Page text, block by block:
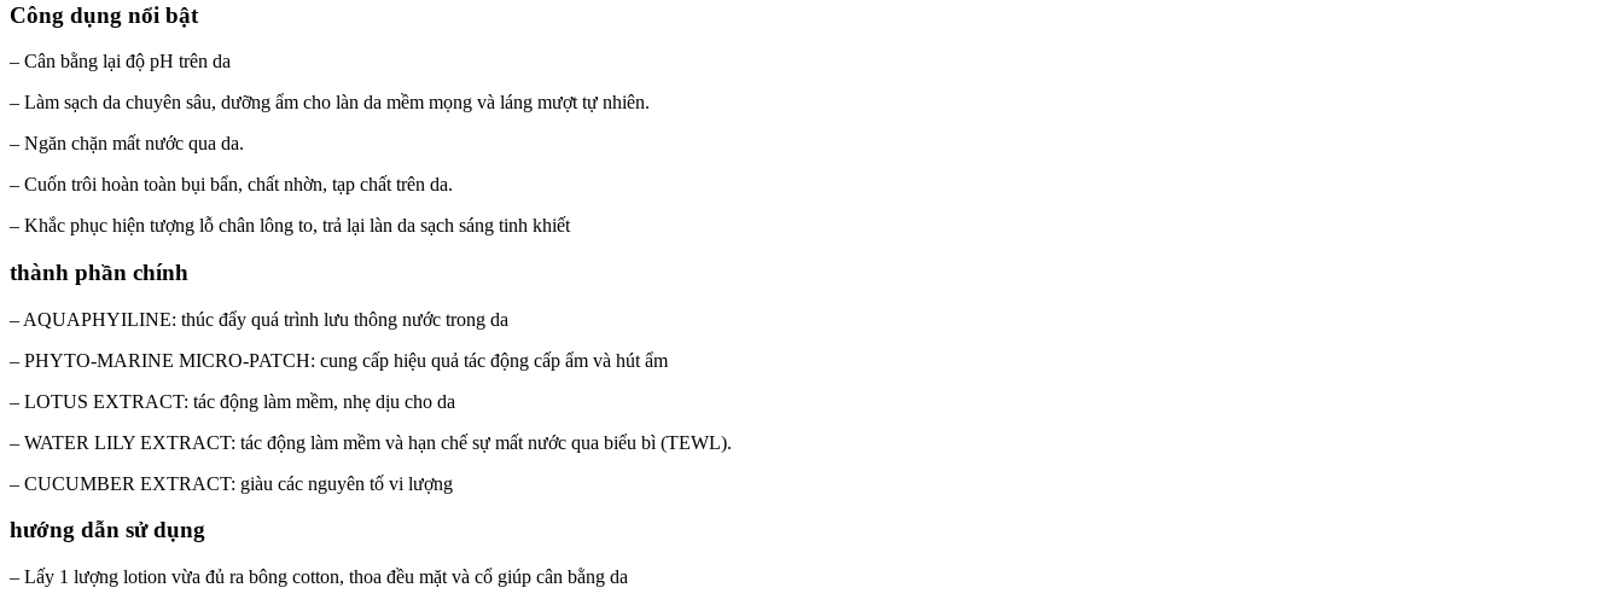
Công dụng nổi bật
– Cân bằng lại độ pH trên da
– Làm sạch da chuyên sâu, dưỡng ẩm cho làn da mềm mọng và láng mượt tự nhiên.
– Ngăn chặn mất nước qua da.
– Cuốn trôi hoàn toàn bụi bẩn, chất nhờn, tạp chất trên da.
– Khắc phục hiện tượng lỗ chân lông to, trả lại làn da sạch sáng tinh khiết
thành phần chính
– AQUAPHYILINE: thúc đẩy quá trình lưu thông nước trong da
– PHYTO-MARINE MICRO-PATCH: cung cấp hiệu quả tác động cấp ẩm và hút ẩm
– LOTUS EXTRACT: tác động làm mềm, nhẹ dịu cho da
– WATER LILY EXTRACT: tác động làm mềm và hạn chế sự mất nước qua biểu bì (TEWL).
– CUCUMBER EXTRACT: giàu các nguyên tố vi lượng
hướng dẫn sử dụng
– Lấy 1 lượng lotion vừa đủ ra bông cotton, thoa đều mặt và cổ giúp cân bằng da